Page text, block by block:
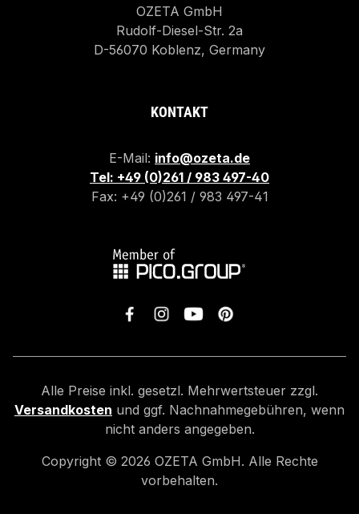
OZETA GmbH
Rudolf-Diesel-Str. 2a
D-56070 Koblenz, Germany
KONTAKT
E-Mail: info@ozeta.de
Tel: +49 (0)261 / 983 497-40
Fax: +49 (0)261 / 983 497-41
Alle Preise inkl. gesetzl. Mehrwertsteuer zzgl.
Versandkosten und ggf. Nachnahmegebühren, wenn
nicht anders angegeben.
Copyright © 2026 OZETA GmbH. Alle Rechte
vorbehalten.